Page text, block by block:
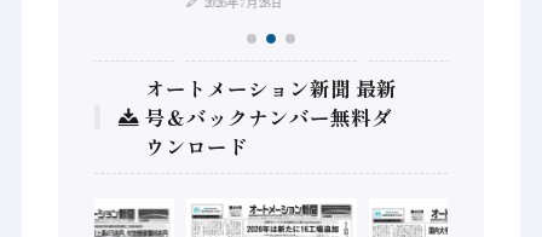
オートメーション新聞 最新
号＆バックナンバー無料ダ
ウンロード